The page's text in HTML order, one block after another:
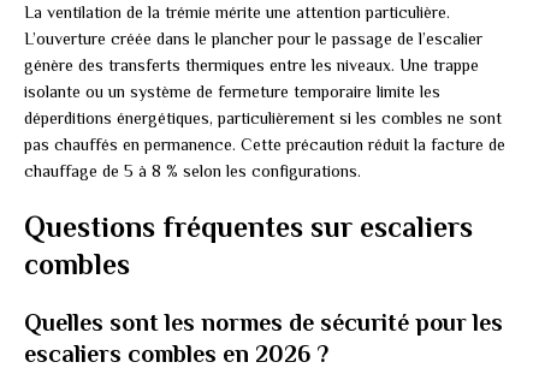
La ventilation de la trémie mérite une attention particulière.
L’ouverture créée dans le plancher pour le passage de l’escalier
génère des transferts thermiques entre les niveaux. Une trappe
isolante ou un système de fermeture temporaire limite les
déperditions énergétiques, particulièrement si les combles ne sont
pas chauffés en permanence. Cette précaution réduit la facture de
chauffage de 5 à 8 % selon les configurations.
Questions fréquentes sur escaliers
combles
Quelles sont les normes de sécurité pour les
escaliers combles en 2026 ?